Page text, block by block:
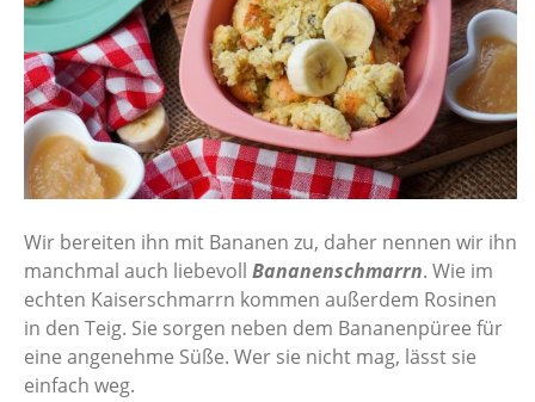
Wir bereiten ihn mit Bananen zu, daher nennen wir ihn
manchmal auch liebevoll Bananenschmarrn. Wie im
echten Kaiserschmarrn kommen außerdem Rosinen
in den Teig. Sie sorgen neben dem Bananenpüree für
eine angenehme Süße. Wer sie nicht mag, lässt sie
einfach weg.